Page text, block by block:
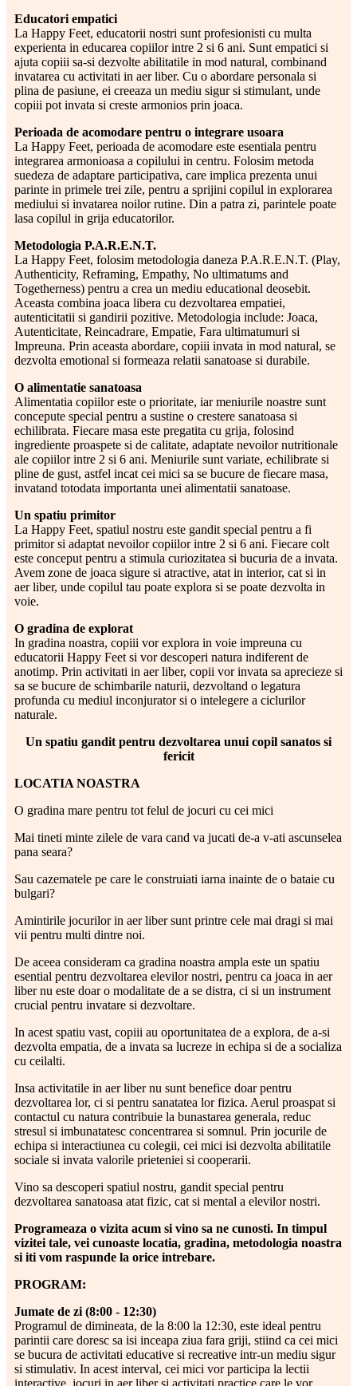
Educatori empatici
La Happy Feet, educatorii nostri sunt profesionisti cu multa
experienta in educarea copiilor intre 2 si 6 ani. Sunt empatici si
ajuta copiii sa-si dezvolte abilitatile in mod natural, combinand
invatarea cu activitati in aer liber. Cu o abordare personala si
plina de pasiune, ei creeaza un mediu sigur si stimulant, unde
copiii pot invata si creste armonios prin joaca.
Perioada de acomodare pentru o integrare usoara
La Happy Feet, perioada de acomodare este esentiala pentru
integrarea armonioasa a copilului in centru. Folosim metoda
suedeza de adaptare participativa, care implica prezenta unui
parinte in primele trei zile, pentru a sprijini copilul in explorarea
mediului si invatarea noilor rutine. Din a patra zi, parintele poate
lasa copilul in grija educatorilor.
Metodologia P.A.R.E.N.T.
La Happy Feet, folosim metodologia daneza P.A.R.E.N.T. (Play,
Authenticity, Reframing, Empathy, No ultimatums and
Togetherness) pentru a crea un mediu educational deosebit.
Aceasta combina joaca libera cu dezvoltarea empatiei,
autenticitatii si gandirii pozitive. Metodologia include: Joaca,
Autenticitate, Reincadrare, Empatie, Fara ultimatumuri si
Impreuna. Prin aceasta abordare, copiii invata in mod natural, se
dezvolta emotional si formeaza relatii sanatoase si durabile.
O alimentatie sanatoasa
Alimentatia copiilor este o prioritate, iar meniurile noastre sunt
concepute special pentru a sustine o crestere sanatoasa si
echilibrata. Fiecare masa este pregatita cu grija, folosind
ingrediente proaspete si de calitate, adaptate nevoilor nutritionale
ale copiilor intre 2 si 6 ani. Meniurile sunt variate, echilibrate si
pline de gust, astfel incat cei mici sa se bucure de fiecare masa,
invatand totodata importanta unei alimentatii sanatoase.
Un spatiu primitor
La Happy Feet, spatiul nostru este gandit special pentru a fi
primitor si adaptat nevoilor copiilor intre 2 si 6 ani. Fiecare colt
este conceput pentru a stimula curiozitatea si bucuria de a invata.
Avem zone de joaca sigure si atractive, atat in interior, cat si in
aer liber, unde copilul tau poate explora si se poate dezvolta in
voie.
O gradina de explorat
In gradina noastra, copiii vor explora in voie impreuna cu
educatorii Happy Feet si vor descoperi natura indiferent de
anotimp. Prin activitati in aer liber, copii vor invata sa aprecieze si
sa se bucure de schimbarile naturii, dezvoltand o legatura
profunda cu mediul inconjurator si o intelegere a ciclurilor
naturale.
Un spatiu gandit pentru dezvoltarea unui copil sanatos si
fericit
LOCATIA NOASTRA
O gradina mare pentru tot felul de jocuri cu cei mici
Mai tineti minte zilele de vara cand va jucati de-a v-ati ascunselea
pana seara?
Sau cazematele pe care le construiati iarna inainte de o bataie cu
bulgari?
Amintirile jocurilor in aer liber sunt printre cele mai dragi si mai
vii pentru multi dintre noi.
De aceea consideram ca gradina noastra ampla este un spatiu
esential pentru dezvoltarea elevilor nostri, pentru ca joaca in aer
liber nu este doar o modalitate de a se distra, ci si un instrument
crucial pentru invatare si dezvoltare.
In acest spatiu vast, copiii au oportunitatea de a explora, de a-si
dezvolta empatia, de a invata sa lucreze in echipa si de a socializa
cu ceilalti.
Insa activitatile in aer liber nu sunt benefice doar pentru
dezvoltarea lor, ci si pentru sanatatea lor fizica. Aerul proaspat si
contactul cu natura contribuie la bunastarea generala, reduc
stresul si imbunatatesc concentrarea si somnul. Prin jocurile de
echipa si interactiunea cu colegii, cei mici isi dezvolta abilitatile
sociale si invata valorile prieteniei si cooperarii.
Vino sa descoperi spatiul nostru, gandit special pentru
dezvoltarea sanatoasa atat fizic, cat si mental a elevilor nostri.
Programeaza o vizita acum si vino sa ne cunosti. In timpul
vizitei tale, vei cunoaste locatia, gradina, metodologia noastra
si iti vom raspunde la orice intrebare.
PROGRAM:
Jumate de zi (8:00 - 12:30)
Programul de dimineata, de la 8:00 la 12:30, este ideal pentru
parintii care doresc sa isi inceapa ziua fara griji, stiind ca cei mici
se bucura de activitati educative si recreative intr-un mediu sigur
si stimulativ. In acest interval, cei mici vor participa la lectii
interactive, jocuri in aer liber si activitati practice care le vor